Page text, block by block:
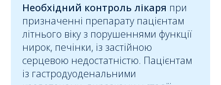
Необхідний контроль лікаря при
призначенні препарату пацієнтам
літнього віку з порушеннями функції
нирок, печінки, із застійною
серцевою недостатністю. Пацієнтам
із гастродуоденальними